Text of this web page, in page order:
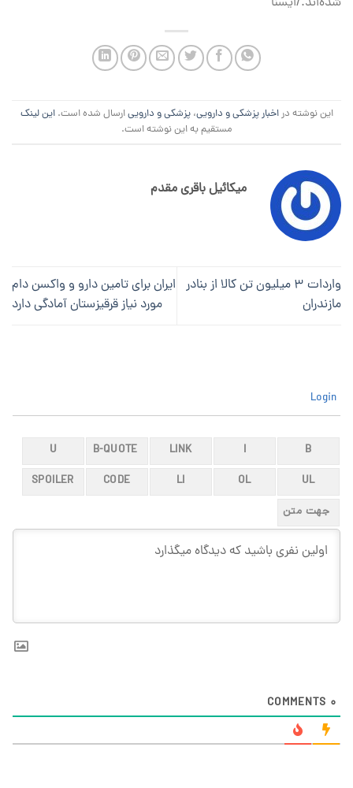
این نوشته دراخبار پزشکی و دارویی،پزشکی و داروییارسال شده است.این لینک
مستقیم به این نوشته است.
میکائیل باقری مقدم
واردات ۳ میلیون تن کالا از بنادر
مازندران
ایران برای تامین دارو و واکسن دام
مورد نیاز قرقیزستان آمادگی دارد
0